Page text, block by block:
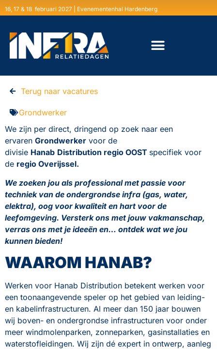
16, 17 & 18 februari 2027 | Evenementenhal Hardenberg
Terug naar vacatures
Grondwerker
We zijn per direct, dringend op zoek naar een
ervaren Grondwerker voor de
divisie Hanab Distribution regio OOST specifiek voor
de regio Overijssel.
We zoeken jou als professional met passie voor
techniek van de ondergrondse infra (gas, water,
elektra), oog voor kwaliteit en hart voor de
leefomgeving. Versterk ons met jouw vakmanschap,
verras ons met je ideeën en… ontdek wat we jou
kunnen bieden!
WAAROM HANAB?
Werken voor Hanab Distribution betekent werken voor
een toonaangevende speler op het gebied van leiding-
en kabelinfrastructuren. Al meer dan 150 jaar bouwen
wij boven- en ondergrondse infrastructuren voor onder
meer windmolenparken, zonneparken, gasinstallaties en
waterstofleidingen. Wij zijn dé expert in ontwerp, aanleg